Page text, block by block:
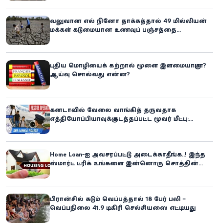
வலுவான எல் நினோ தாக்கத்தால் 49 மில்லியன்
மக்கள் கடுமையான உணவுப் பஞ்சத்தை
புதிய மொழியைக் கற்றால் மூளை இளமையாகுமா?
ஆய்வு சொல்வது என்ன?
கனடாவில் வேலை வாங்கித் தருவதாக
எத்தியோப்பியாவுக்கு கடத்தப்பட்ட மூவர் மீட்பு:
Home Loan-ஐ அவசரப்பட்டு அடைக்காதீங்க..! இந்த
ஸ்மார்ட் ட்ரிக் உங்களை இன்னொரு சொத்தின்
பிரான்சில் கடும் வெப்பத்தால் 18 பேர் பலி –
வெப்பநிலை 41.9 டிகிரி செல்சியஸை எட்டியது